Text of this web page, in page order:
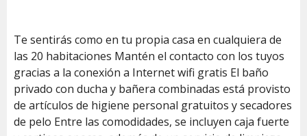
Te sentirás como en tu propia casa en cualquiera de
las 20 habitaciones Mantén el contacto con los tuyos
gracias a la conexión a Internet wifi gratis El baño
privado con ducha y bañera combinadas está provisto
de artículos de higiene personal gratuitos y secadores
de pelo Entre las comodidades, se incluyen caja fuerte